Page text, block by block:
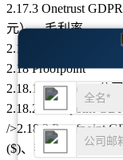
2.17.3 Onetrust
元）、毛利率
2.17.4 Onetrust 最新
2.18 Proofpoint
2.18.1 Proofpoint 公
2.18.2 Proofpoint
/>2.18.3 Proofpoint
($)、毛利率